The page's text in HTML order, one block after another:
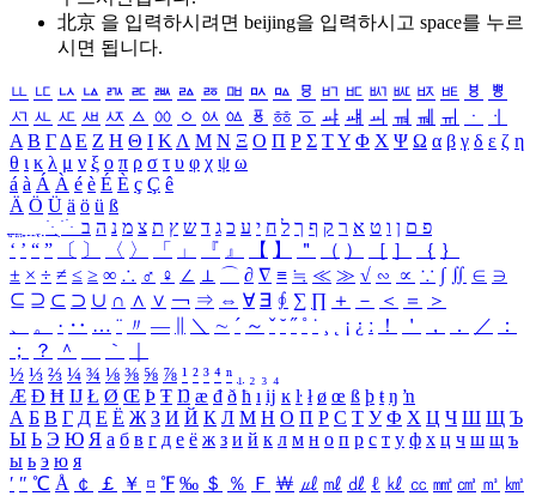
北京 을 입력하시려면 beijing을 입력하시고 space를 누르
시면 됩니다.
ㅥ ㅦ ㅧ ㅨ ㅩ ㅪ ㅫ ㅬ ㅭ ㅮ ㅯ ㅰ ㅱ ㅲ ㅳ ㅴ ㅵ ㅶ ㅷ ㅸ
ㅹ
ㅺ ㅻ ㅼ ㅽ ㅾ ㅿ ㆀ ㆁ ㆂ ㆃ ㆄ ㆅ ㆆ ㆇ ㆈ ㆉ ㆊ ㆋ ㆌ ㆍ
ㆎ
Α Β ΓΔ Ε Ζ Η Θ Ι ΚΛ Μ Ν Ξ Ο Π Ρ Σ ΤΥ Φ Χ Ψ Ω α β γ δ ε ζ η
θ ι κ λ μ ν ξ ο π ρ σ τ υ φ χ ψ ω
á à Á À é è É È ç Ç ê
Ä Ö Ü ä ö ü ß
ִֶֹ ֻּ ׁׂ פ ם ן ו ט א ר ק ף ך ל ח י ע כ ג ד ש ץ ת צ מ נ ה ב
‘ ’ “ ” 〔 〕 〈 〉 「 」 『 』 【 】 ＂ （ ） ［ ］ ｛ ｝
± × ÷ ≠ ≤ ≥ ∞ ∴ ♂ ♀ ∠ ⊥ ⌒ ∂ ∇ ≡ ≒ ≪ ≫ √ ∽ ∝ ∵ ∫ ∬ ∈ ∋
⊆ ⊇ ⊂ ⊃ ∪ ∩ ∧ ∨ ￢ ⇒ ⇔ ∀ ∃ ∮ ∑ ∏ ＋ － ＜ ＝
＞
、
。 · ‥ … ¨ 〃 ― ＼ ∼ ´ ～ ˇ ˘ ˝ ˚ ˙ ¸ ¡ ¿ ː ！ ＇ ， ． ／
：
；
？ ＾ ｀
½ ⅓ ⅔ ¼ ¾ ⅛ ⅜ ⅝ ⅞ ¹ ² ³ ⁴ ⁿ ₁ ₂ ₃ ₄
Æ Ð Ħ Ĳ Ł Ø Œ Þ Ŧ Ŋ æ đ ð ħ ı ĳ ĸ ŀ ł ø œ ß þ ŧ ŋ ŉ
А Б В Г Д Е Ё Ж З И Й К Л М Н О П Р С Т У Ф Х Ц Ч Ш Щ Ъ
Ы Ь Э Ю Я а б в г д е ё ж з и й к л м н о п р с т у ф х ц ч ш щ ъ
ы ь э ю я
′ ″ ℃ Å ￠ ￡ ￥ ¤ ℉ ‰ ＄ ％ Ｆ ￦ ㎕ ㎖ ㎗ ℓ ㎘ ㏄ ㎣ ㎤ ㎥ ㎦